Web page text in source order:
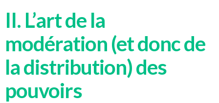
II. L’art de la
modération (et donc de
la distribution) des
pouvoirs